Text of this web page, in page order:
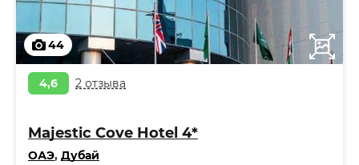
44
4,6 2 отзыва
Majestic Cove Hotel 4*
ОАЭ, Дубай